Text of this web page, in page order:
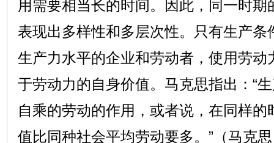
用需要相当长的时间。因此，同一时
表现出多样性和多层次性。只有生产条
生产力水平的企业和劳动者，使用劳动
于劳动力的自身价值。马克思指出：“
自乘的劳动的作用，或者说，在同样
值比同种社会平均劳动要多。”（马克